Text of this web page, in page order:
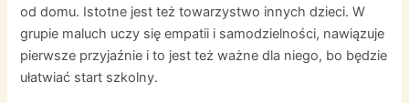
od domu. Istotne jest też towarzystwo innych dzieci. W
grupie maluch uczy się empatii i samodzielności, nawiązuje
pierwsze przyjaźnie i to jest też ważne dla niego, bo będzie
ułatwiać start szkolny.